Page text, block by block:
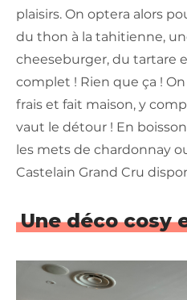
plaisirs. On optera alors
du thon à la tahitienne,
cheeseburger, du tartare
complet ! Rien que ça !
frais et fait maison, y
vaut le détour ! En
les mets de chardonnay
Castelain Grand Cru
Une déco cosy